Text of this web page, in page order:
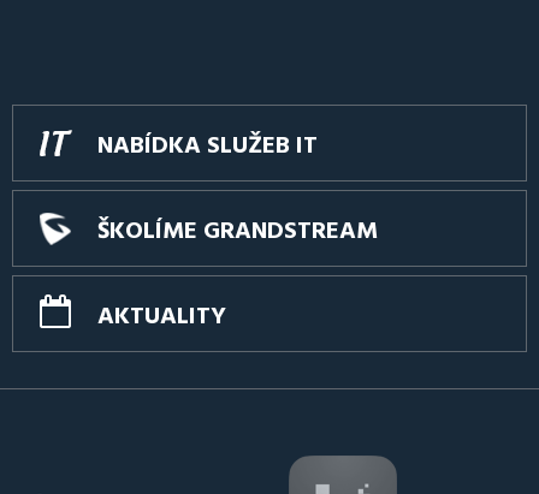
NABÍDKA SLUŽEB IT
ŠKOLÍME GRANDSTREAM
AKTUALITY